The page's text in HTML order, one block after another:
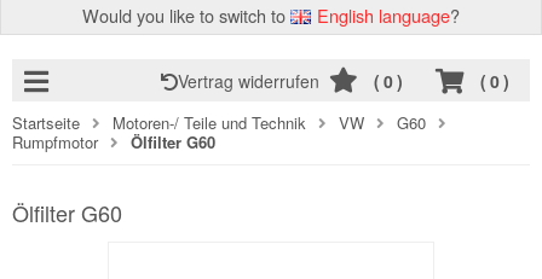
Would you like to switch to English language?
( 0)
Vertrag widerrufen ( 0)
Startseite Motoren-/ Teile und Technik VW
G60
Rumpfmotor
Ölfilter G60
Ölfilter G60